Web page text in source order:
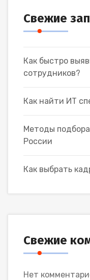
Свежие
Как быстро
сотрудников?
Как найти ИТ
Методы
России
Как выбрать
Свежие
Нет